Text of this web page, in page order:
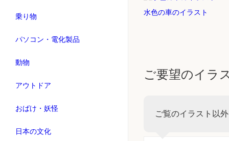
乗り物
パソコン・電化製品
動物
アウトドア
おばけ・妖怪
日本の文化
水色の車のイラスト
ご要望のイラ
ご覧のイラスト以